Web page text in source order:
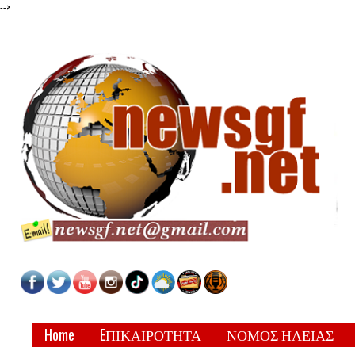
-->
Home EΠΙΚΑΙΡΟΤΗΤΑ ΝΟΜΟΣ ΗΛΕΙΑΣ